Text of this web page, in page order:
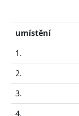
umístění
1.
2.
3.
4.